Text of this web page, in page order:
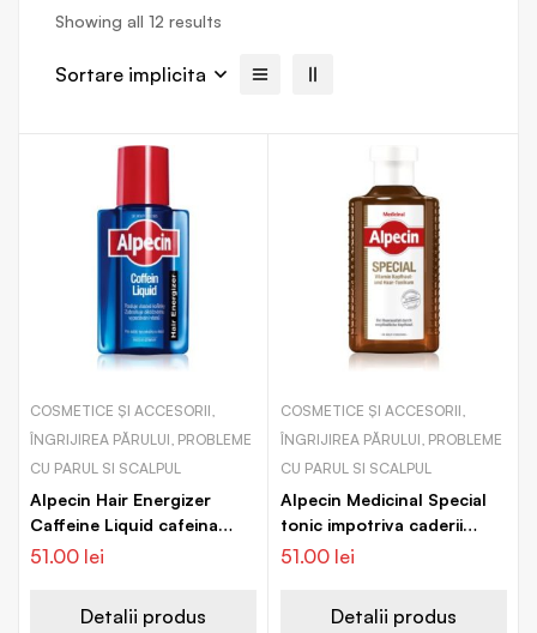
Showing all 12 results
Sortare implicita
COSMETICE ȘI ACCESORII,
ÎNGRIJIREA PĂRULUI, PROBLEME
CU PARUL SI SCALPUL
Alpecin Hair Energizer
Caffeine Liquid cafeina
tonica impotriva caderii
51.00 lei
Detalii produs
COSMETICE ȘI ACCESORII,
ÎNGRIJIREA PĂRULUI, PROBLEME
CU PARUL SI SCALPUL
Alpecin Medicinal Special
tonic impotriva caderii
parului pentru piele
51.00 lei
Detalii produs